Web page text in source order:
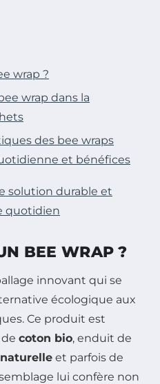
wrap ?
wrap dans la
des bee wraps
et bénéfices
solution durable et
quotidien
BEE WRAP ?
innovant qui se
écologique aux
Ce produit est
coton bio, enduit de
et parfois de
lui confère non